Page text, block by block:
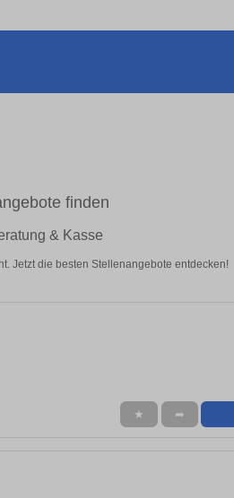
finden
& Kasse
Jetzt die besten Stellenangebote entdecken!
★ ➦